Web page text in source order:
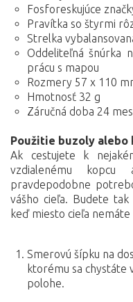
Fosforeskujúce
Pravítka so štyrmi
Strelka
Oddeliteľná šnúrka
prácu s mapou
Rozmery 57 x 110
Hmotnosť 32 g
Záručná doba 24
Použitie buzoly alebo
Ak cestujete k
vzdialenému
pravdepodobne
vášho cieľa. Budete
keď miesto cieľa
Smerovú šípku na
ktorému sa chystáte
polohe.